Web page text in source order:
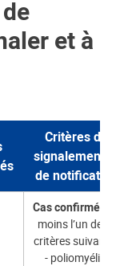
et à
Critères de
signalement et
de notification
Cas confirmé :
moins l’un des 2
critères suivants :
- poliomyélite